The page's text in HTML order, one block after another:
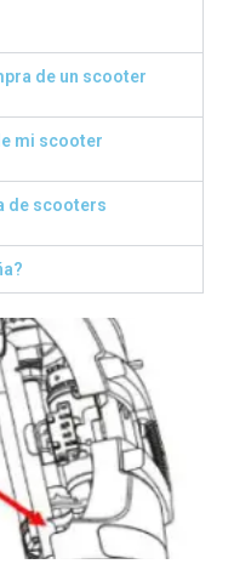
de un scooter
mi scooter
de scooters